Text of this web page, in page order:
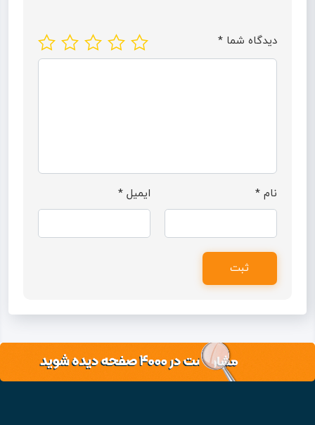
دیدگاه شما *
نام * ایمیل *